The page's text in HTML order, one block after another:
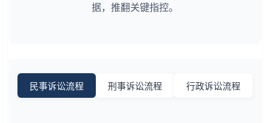
据，推翻关键指控。
民事诉讼流程 刑事诉讼流程 行政诉讼流程